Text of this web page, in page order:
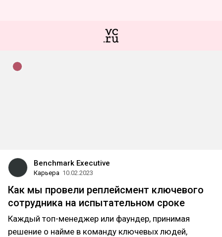
Benchmark Executive
Карьера 10.02.2023
Как мы провели реплейсмент ключевого
сотрудника на испытательном сроке
Каждый топ-менеджер или фаундер, принимая
решение о найме в команду ключевых людей,